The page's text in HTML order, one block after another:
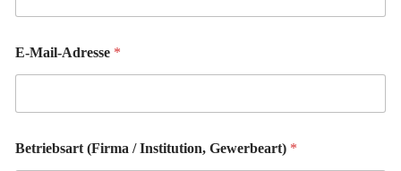
t
i
t
t
o
E-Mail-Adresse *
Betriebsart (Firma / Institution, Gewerbeart) *